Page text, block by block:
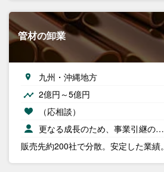
管材の卸業
九州・沖縄地方
2億円～5億円
（応相談）
更なる成長のため、事業引継の…
販売先約200社で分散。安定した業績。